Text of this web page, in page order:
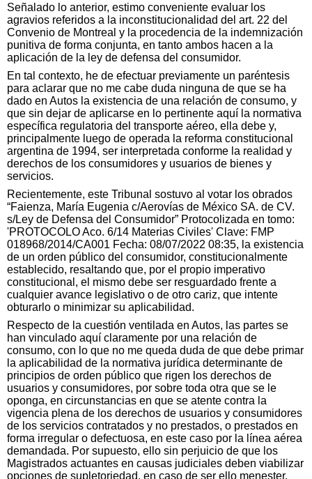
Señalado lo anterior, estimo conveniente evaluar los
agravios referidos a la inconstitucionalidad del art. 22 del
Convenio de Montreal y la procedencia de la indemnización
punitiva de forma conjunta, en tanto ambos hacen a la
aplicación de la ley de defensa del consumidor.
En tal contexto, he de efectuar previamente un paréntesis
para aclarar que no me cabe duda ninguna de que se ha
dado en Autos la existencia de una relación de consumo, y
que sin dejar de aplicarse en lo pertinente aquí la normativa
específica regulatoria del transporte aéreo, ella debe y,
principalmente luego de operada la reforma constitucional
argentina de 1994, ser interpretada conforme la realidad y
derechos de los consumidores y usuarios de bienes y
servicios.
Recientemente, este Tribunal sostuvo al votar los obrados
“Faienza, María Eugenia c/Aerovías de México SA. de CV.
s/Ley de Defensa del Consumidor” Protocolizada en tomo:
'PROTOCOLO Aco. 6/14 Materias Civiles' Clave: FMP
018968/2014/CA001 Fecha: 08/07/2022 08:35, la existencia
de un orden público del consumidor, constitucionalmente
establecido, resaltando que, por el propio imperativo
constitucional, el mismo debe ser resguardado frente a
cualquier avance legislativo o de otro cariz, que intente
obturarlo o minimizar su aplicabilidad.
Respecto de la cuestión ventilada en Autos, las partes se
han vinculado aquí claramente por una relación de
consumo, con lo que no me queda duda de que debe primar
la aplicabilidad de la normativa jurídica determinante de
principios de orden público que rigen los derechos de
usuarios y consumidores, por sobre toda otra que se le
oponga, en circunstancias en que se atente contra la
vigencia plena de los derechos de usuarios y consumidores
de los servicios contratados y no prestados, o prestados en
forma irregular o defectuosa, en este caso por la línea aérea
demandada. Por supuesto, ello sin perjuicio de que los
Magistrados actuantes en causas judiciales deben viabilizar
opciones de supletoriedad, en caso de ser ello menester,